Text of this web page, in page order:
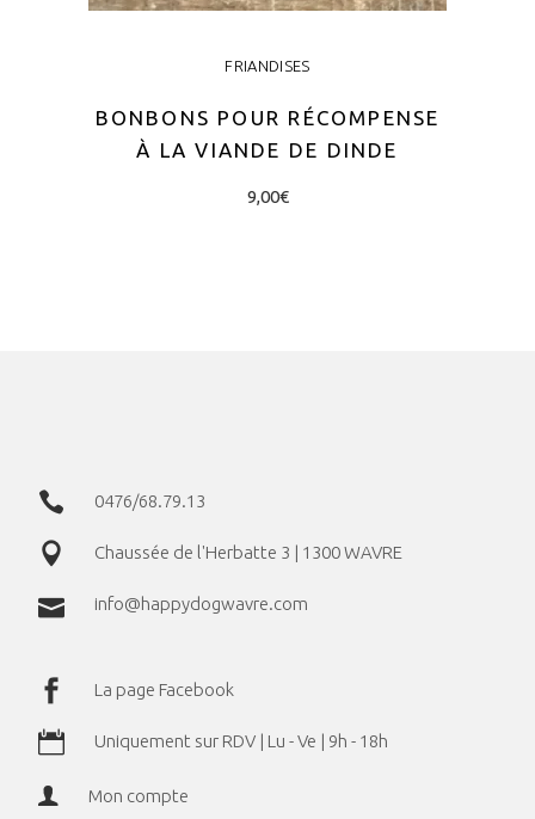
FRIANDISES
BONBONS POUR RÉCOMPENSE
À LA VIANDE DE DINDE
9,00€
0476/68.79.13
Chaussée de l'Herbatte 3 | 1300 WAVRE
info@happydogwavre.com
La page Facebook
Uniquement sur RDV | Lu - Ve | 9h - 18h
Mon compte